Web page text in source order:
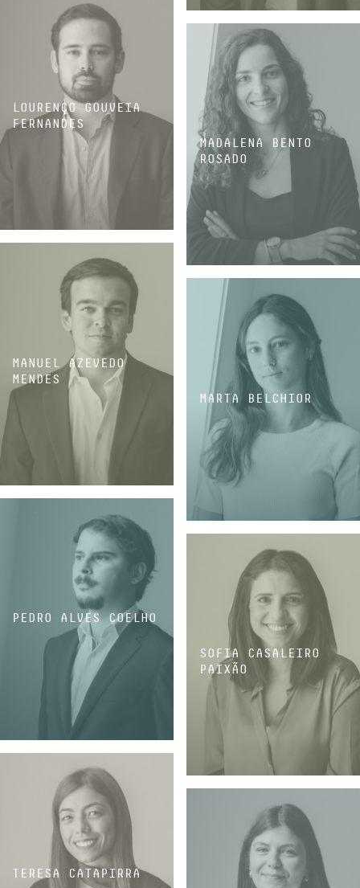
ASSOCIADO
LOURENÇO GOUVEIA
FERNANDES
ASSOCIADO
MADALENA BENTO
ROSADO
ASSOCIADA
MANUEL AZEVEDO
MENDES
ASSOCIADO
MARTA BELCHIOR
ASSOCIADA
PEDRO ALVES COELHO
ASSOCIADO
SOFIA CASALEIRO
PAIXÃO
ASSOCIADA
TERESA CATAPIRRA